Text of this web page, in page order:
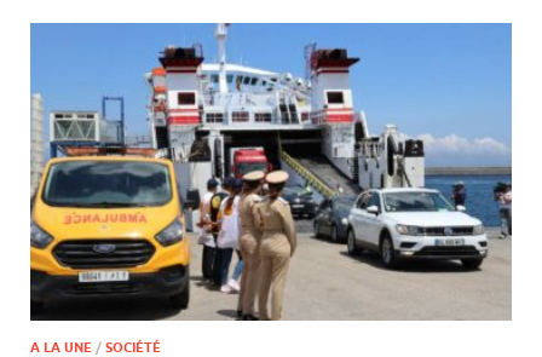
A LA UNE / SOCIÉTÉ